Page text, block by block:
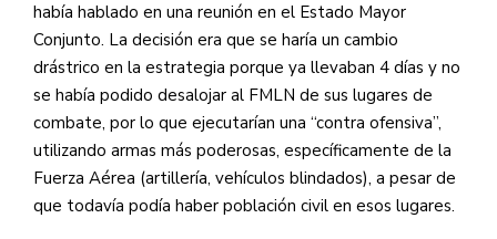
había hablado en una reunión en el Estado Mayor
Conjunto. La decisión era que se haría un cambio
drástrico en la estrategia porque ya llevaban 4 días y no
se había podido desalojar al FMLN de sus lugares de
combate, por lo que ejecutarían una “contra ofensiva”,
utilizando armas más poderosas, específicamente de la
Fuerza Aérea (artillería, vehículos blindados), a pesar de
que todavía podía haber población civil en esos lugares.